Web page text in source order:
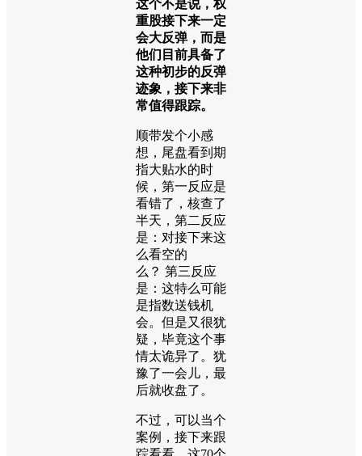
这个不是说，权
重股接下来一定
会大反弹，而是
他们目前具备了
这种初步的反弹
迹象，接下来非
常值得跟踪。
顺带发个小感
想，尾盘看到期
指大贴水的时
候，第一反应是
看错了，核查了
半天，第二反应
是：对接下来这
么看空的
么？ 第三反应
是：这特么可能
是指数送钱机
会。但是又很犹
疑，毕竟这个事
情太诡异了。犹
豫了一会儿，最
后就收盘了。
不过，可以当个
案例，接下来跟